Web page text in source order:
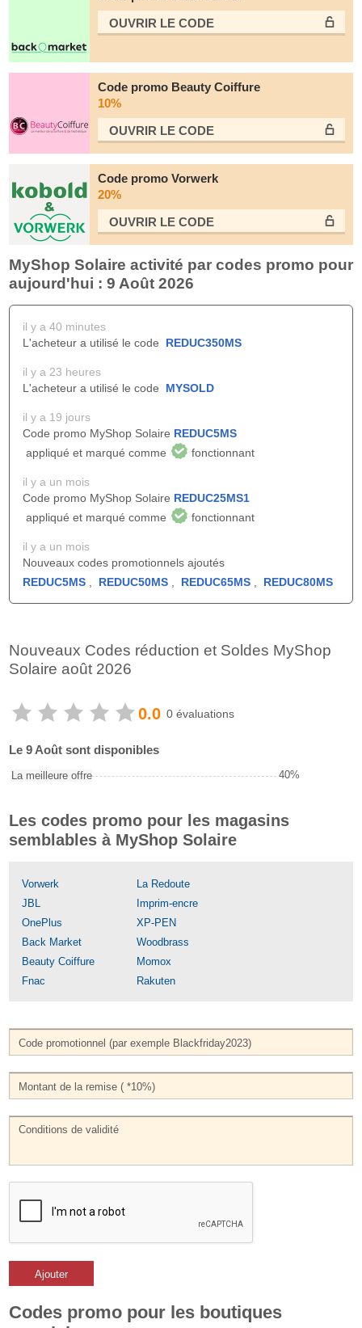
OUVRIR LE СODE
Code promo Beauty Coiffure
10%
OUVRIR LE СODE
Code promo Vorwerk
20%
OUVRIR LE СODE
MyShop Solaire activité par codes promo pour
aujourd'hui : 9 Août 2026
il y a 40 minutes
L'acheteur a utilisé le code REDUC350MS
il y a 23 heures
L'acheteur a utilisé le code MYSOLD
il y a 19 jours
Code promo MyShop Solaire REDUC5MS
appliqué et marqué comme
fonctionnant
il y a un mois
Code promo MyShop Solaire REDUC25MS1
appliqué et marqué comme
fonctionnant
il y a un mois
Nouveaux codes promotionnels ajoutés
REDUC5MS
REDUC50MS REDUC65MS REDUC80MS
Nouveaux Codes réduction et Soldes MyShop
Solaire août 2026
0.0 0 évaluations
Le 9 Août sont disponibles
La meilleure offre 40%
Les codes promo pour les magasins
semblables à MyShop Solaire
Vorwerk
La Redoute
JBL
Imprim-encre
OnePlus
XP-PEN
Back Market
Woodbrass
Beauty Coiffure
Momox
Fnac
Rakuten
Ajouter
Codes promo pour les boutiques